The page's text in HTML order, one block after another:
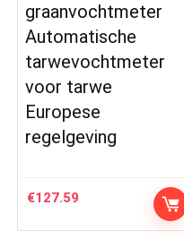
graanvochtmeter
Automatische
tarwevochtmeter
voor tarwe
Europese
regelgeving
€127.59